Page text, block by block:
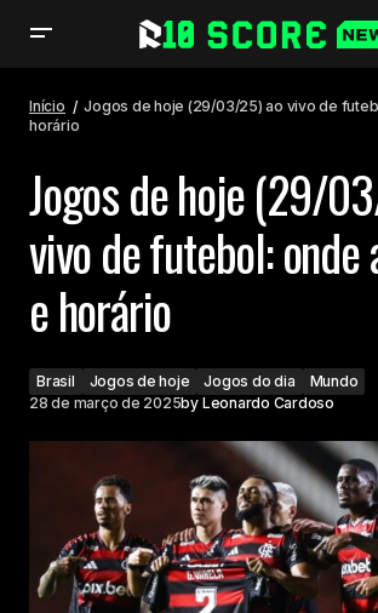
Início
Jogos de hoje (29/03/25) ao vivo de
horário
Jogos de hoje (29/
vivo de futebol:
e horário
Brasil Jogos de hoje Jogos do dia
Mundo
28 de março de 2025by Leonardo Cardoso